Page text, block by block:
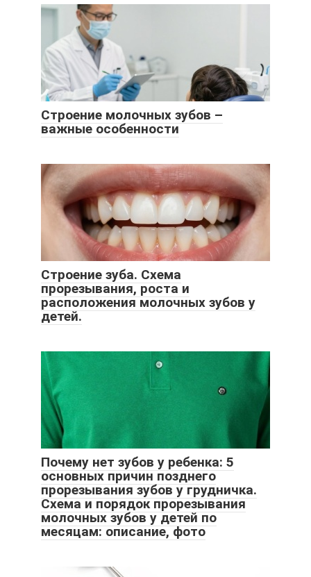
Строение молочных зубов –
важные особенности
Строение зуба. Схема
прорезывания, роста и
расположения молочных зубов у
детей.
Почему нет зубов у ребенка: 5
основных причин позднего
прорезывания зубов у грудничка.
Схема и порядок прорезывания
молочных зубов у детей по
месяцам: описание, фото